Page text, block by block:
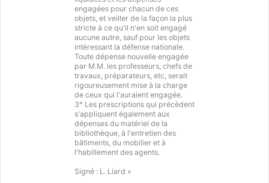
engagées pour chacun de ces
objets, et veiller de la façon la plus
stricte à ce qu'il n'en soit engagé
aucune autre, sauf pour les objets
intéressant la défense nationale.
Toute dépense nouvelle engagée
par M.M. les professeurs, chefs de
travaux, préparateurs, etc, serait
rigoureusement mise à la charge
de ceux qui l'auraient engagée.
3° Les prescriptions qui précèdent
s'appliquent également aux
dépenses du matériel de la
bibliothèque, à l'entretien des
bâtiments, du mobilier et à
l'habillement des agents.
Signé : L. Liard »